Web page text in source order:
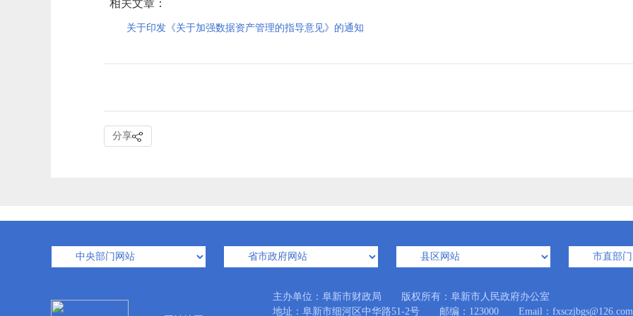
相关文章：
关于印发《关于加强数据资产管理的指导意见》的通知
分享
主办单位：阜新市财政局 版权所有：阜新市人民政府办公室
地址：阜新市细河区中华路51-2号 邮编：123000 Email：fxsczjbgs@126.com